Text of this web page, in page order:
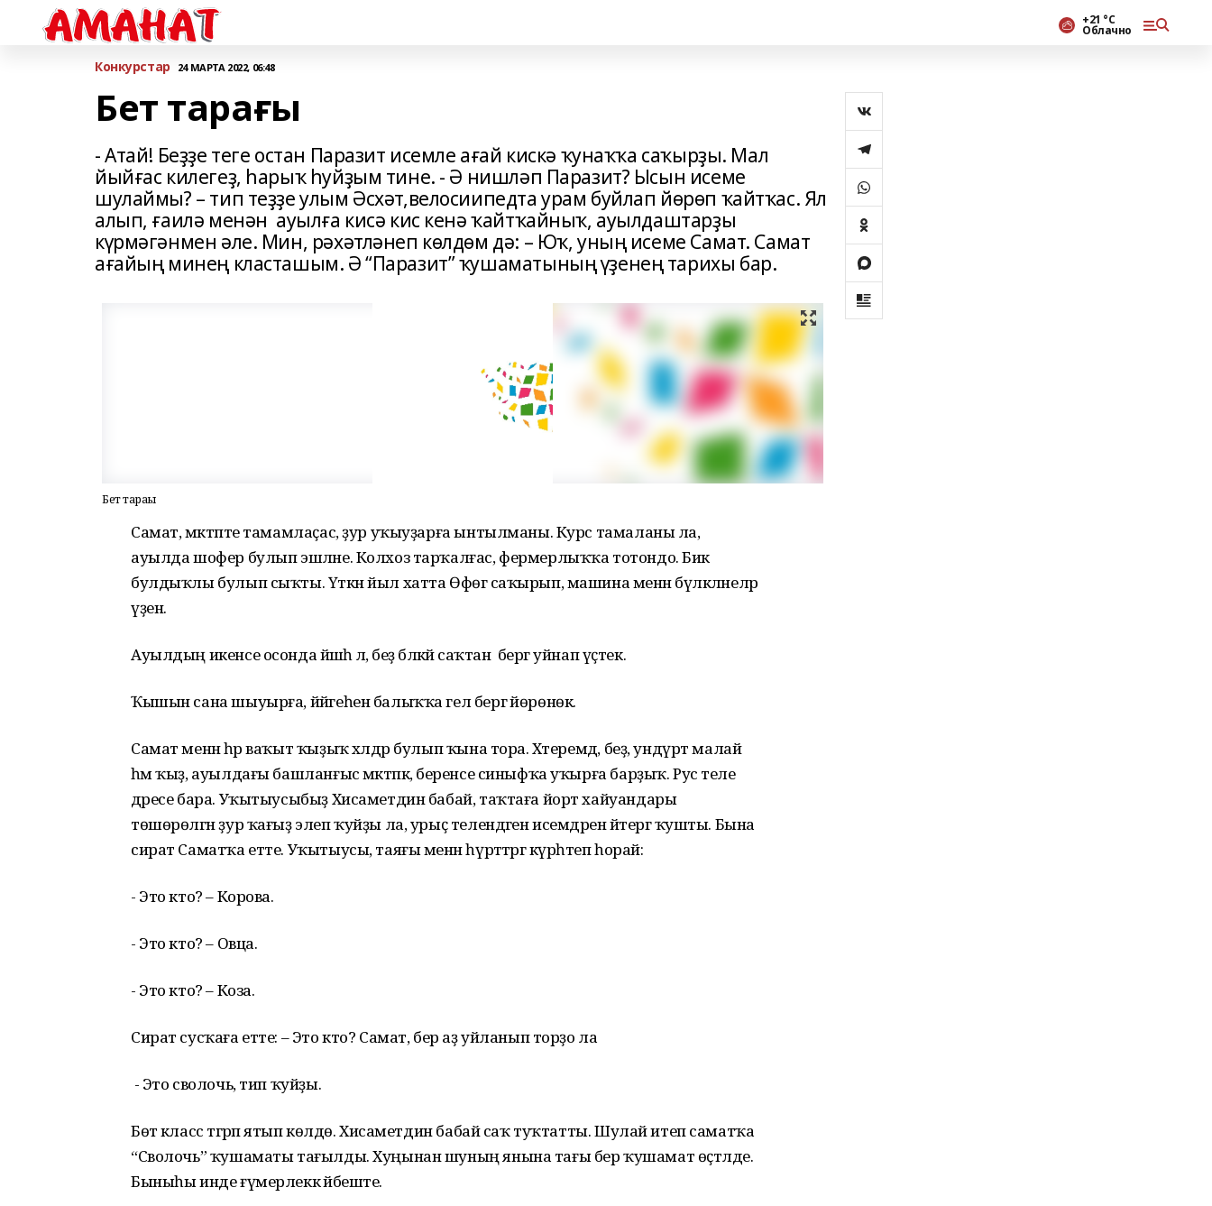
+21 °С
Облачно
Конкурстар 24 МАРТА 2022, 06:48
Бет тарағы
- Атай! Беҙҙе теге остан Паразит исемле ағай кискә ҡунаҡҡа саҡырҙы. Мал
йыйғас килегеҙ, һарыҡ һуйҙым тине. - Ә нишләп Паразит? Ысын исеме
шулаймы? – тип теҙҙе улым Әсхәт,велосиипедта урам буйлап йөрөп ҡайтҡас. Ял
алып, ғаилә менән ауылға кисә кис кенә ҡайтҡайныҡ, ауылдаштарҙы
күрмәгәнмен әле. Мин, рәхәтләнеп көлдөм дә: – Юҡ, уның исеме Самат. Самат
ағайың минең класташым. Ә “Паразит” ҡушаматының үҙенең тарихы бар.
Бет тарағы
Самат, мәктәпте тамамлаҫас, ҙур уҡыуҙарға ынтылманы. Курс тамаланы ла,
ауылда шофер булып эшләне. Колхоз тарҡалғас, фермерлыҡҡа тотондо. Бик
булдыҡлы булып сыҡты. Үткән йыл хатта Өфөгә саҡырып, машина менән бүләкләнеләр
үҙен.
Ауылдың икенсе осонда йәшәһә лә, беҙ бәләкәй саҡтан бергә уйнап үҫтек.
Ҡышын сана шыуырға, йәйгеһен балыҡҡа гел бергә йөрөнөк.
Самат менән һәр ваҡыт ҡыҙыҡ хәлдәр булып ҡына тора. Хәтеремдә, беҙ, ундүрт малай
һәм ҡыҙ, ауылдағы башланғыс мәктәпкә, беренсе синыфҡа уҡырға барҙыҡ. Рус теле
дәресе бара. Уҡытыусыбыҙ Хисаметдин бабай, таҡтаға йорт хайуандары
төшөрөлгән ҙур ҡағыҙ элеп ҡуйҙы ла, урыҫ телендәген исемдәрен әйтергә ҡушты. Бына
сират Саматҡа етте. Уҡытыусы, таяғы менән һүрәттәргә күрһәтеп һорай:
- Это кто? – Корова.
- Это кто? – Овца.
- Это кто? – Коза.
Сират сусҡаға етте: – Это кто? Самат, бер аҙ уйланып торҙо ла
- Это сволочь, тип ҡуйҙы.
Бөтә класс тәгәрәп ятып көлдө. Хисаметдин бабай саҡ туҡтатты. Шулай итеп саматҡа
“Сволочь” ҡушаматы тағылды. Хуңынан шуның янына тағы бер ҡушамат өҫтәлде.
Быныһы инде ғүмерлеккә йәбеште.